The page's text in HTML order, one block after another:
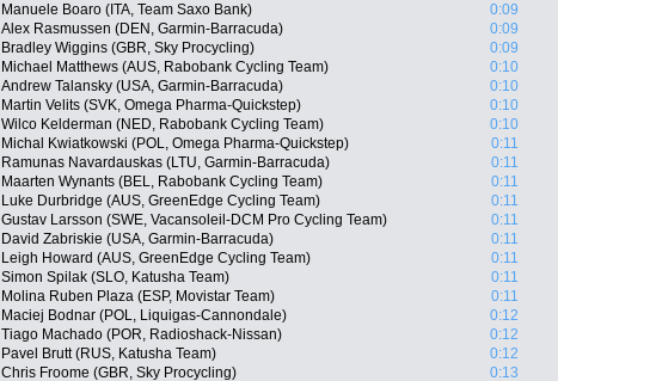
Manuele Boaro (ITA, Team Saxo Bank)
0:09
Alex Rasmussen (DEN, Garmin-Barracuda)
0:09
Bradley Wiggins (GBR, Sky Procycling)
0:09
Michael Matthews (AUS, Rabobank Cycling Team)
0:10
Andrew Talansky (USA, Garmin-Barracuda)
0:10
Martin Velits (SVK, Omega Pharma-Quickstep)
0:10
Wilco Kelderman (NED, Rabobank Cycling Team)
0:10
Michal Kwiatkowski (POL, Omega Pharma-Quickstep)
0:11
Ramunas Navardauskas (LTU, Garmin-Barracuda)
0:11
Maarten Wynants (BEL, Rabobank Cycling Team)
0:11
Luke Durbridge (AUS, GreenEdge Cycling Team)
0:11
Gustav Larsson (SWE, Vacansoleil-DCM Pro Cycling Team)
0:11
David Zabriskie (USA, Garmin-Barracuda)
0:11
Leigh Howard (AUS, GreenEdge Cycling Team)
0:11
Simon Spilak (SLO, Katusha Team)
0:11
Molina Ruben Plaza (ESP, Movistar Team)
0:11
Maciej Bodnar (POL, Liquigas-Cannondale)
0:12
Tiago Machado (POR, Radioshack-Nissan)
0:12
Pavel Brutt (RUS, Katusha Team)
0:12
Chris Froome (GBR, Sky Procycling)
0:13